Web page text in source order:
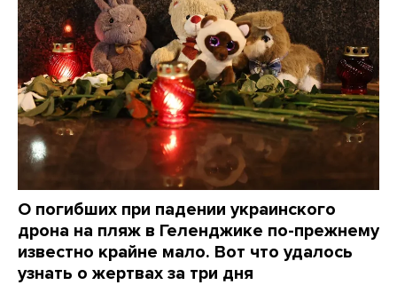
О погибших при падении украинского
дрона на пляж в Геленджике по-прежнему
известно крайне мало. Вот что удалось
узнать о жертвах за три дня